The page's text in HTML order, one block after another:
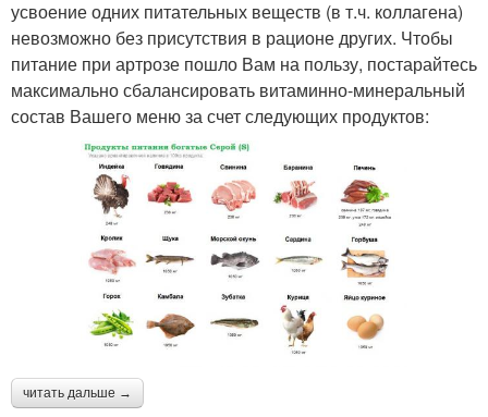
усвоение одних питательных веществ (в т.ч. коллагена)
невозможно без присутствия в рационе других. Чтобы
питание при артрозе пошло Вам на пользу, постарайтесь
максимально сбалансировать витаминно-минеральный
состав Вашего меню за счет следующих продуктов:
читать дальше →